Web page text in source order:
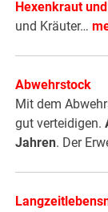
Hexenkraut
und Kräuter…
Abwehrstock
Mit dem
gut verteidigen.
Jahren. Der